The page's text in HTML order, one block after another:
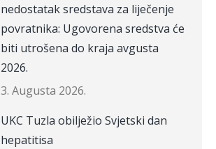
nedostatak sredstava za liječenje
povratnika: Ugovorena sredstva će
biti utrošena do kraja avgusta
2026.
3. Augusta 2026.
UKC Tuzla obilježio Svjetski dan
hepatitisa